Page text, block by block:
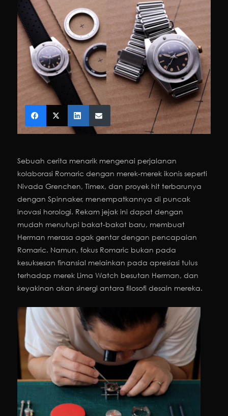
Sebuah cerita menarik mengenai perjalanan
kolaborasi Romaric dengan merek-merek ikonis seperti
Nivada Grenchen, Timex, dan proyek hit terbarunya
dengan Spinnaker, menempatkannya di puncak
inovasi horologi. Rekam jejak ini dapat dengan
mudah menutupi bakat-bakat baru, membuat
Herman merasa agak gentar dengan pencapaian
Romaric. Namun, fokus Romaric bukan pada
kesuksesan finansial melainkan pada apresiasi tulus
terhadap merek Lima Watch besutan Herman, dan
keyakinan akan sinergi antara filosofi desain mereka.